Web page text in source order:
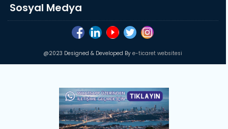
Sosyal Medya
@2023 Designed & Developed Bye-ticaret websitesi